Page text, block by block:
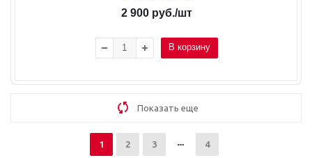
2 900руб./шт
В корзину
Показать еще
1 2 3 4